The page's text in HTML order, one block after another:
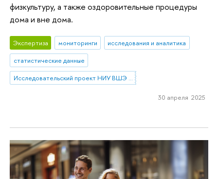
физкультуру, а также оздоровительные процедуры
дома и вне дома.
Экспертиза мониторинги
исследования и аналитика
статистические данные
Исследовательский проект НИУ ВШЭ «Экономическое поведение домашних хозяйств»
30 апреля 2025